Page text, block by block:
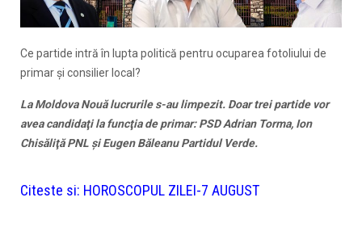
Ce partide intră în lupta politică pentru ocuparea fotoliului de
primar şi consilier local?
La Moldova Nouă lucrurile s-au limpezit. Doar trei partide vor
avea candidaţi la funcţia de primar: PSD Adrian Torma, Ion
Chisăliţă PNL şi Eugen Băleanu Partidul Verde.
Citeste si: HOROSCOPUL ZILEI-7 AUGUST